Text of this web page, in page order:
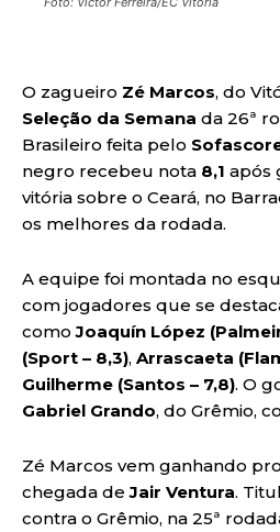
O zagueiro Zé Marcos, do
Seleção da Semana da 26ª
Brasileiro feita pelo
negro recebeu nota 8,1 após
vitória sobre o Ceará, no
os melhores da rodada.
A equipe foi montada no
com jogadores que se
comoJoaquín López
(Sport – 8,3), Arrascaeta
Guilherme (Santos – 7,8). O
Gabriel Grando, do Grêmio,
Zé Marcos vem ganhando
chegada deJair Ventura.
contra o Grêmio, na 25ª